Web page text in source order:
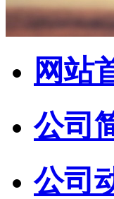
网站
公司
公司